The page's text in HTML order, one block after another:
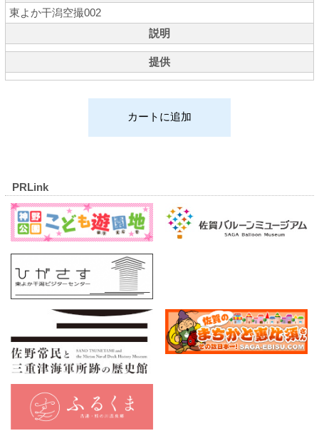
東よか干潟空撮002
説明
提供
PRLink